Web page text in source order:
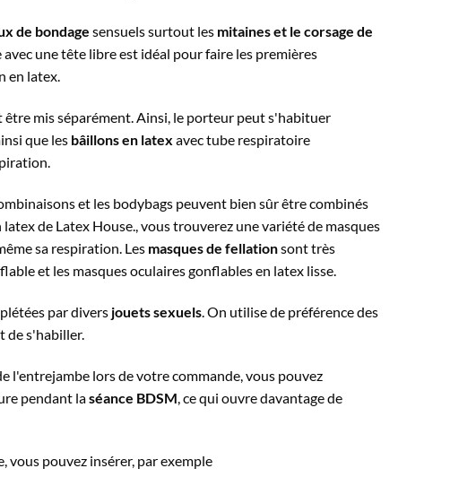
de bondage sensuels surtout les mitaines et le corsage de
avec une tête libre est idéal pour faire les premières
en latex.
être mis séparément. Ainsi, le porteur peut s'habituer
que les bâillons en latex avec tube respiratoire
et les bodybags peuvent bien sûr être combinés
de Latex House., vous trouverez une variété de masques
sa respiration. Les masques de fellationsont très
et les masques oculaires gonflables en latex lisse.
par divers jouets sexuels. On utilise de préférence des
de s'habiller.
l'entrejambe lors de votre commande, vous pouvez
pendant laséance BDSM , ce qui ouvre davantage de
vous pouvez insérer, par exemple